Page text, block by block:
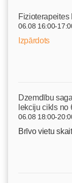
06.08 16:00-
Izpārdots
Dzemdību
lekciju cikls no
06.08 18:00-
Brīvo vietu